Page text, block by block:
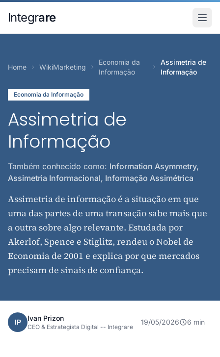
Integrare
Home WikiMarketing
Economia da
Informação
Assimetria de
Informação
Economia da Informação
Assimetria de
Informação
Também conhecido como: Information Asymmetry,
Assimetria Informacional, Informação Assimétrica
Assimetria de informação é a situação em que
uma das partes de uma transação sabe mais que
a outra sobre algo relevante. Estudada por
Akerlof, Spence e Stiglitz, rendeu o Nobel de
Economia de 2001 e explica por que mercados
precisam de sinais de confiança.
IP Ivan Prizon
CEO & Estrategista Digital -- Integrare
19/05/2026 6 min